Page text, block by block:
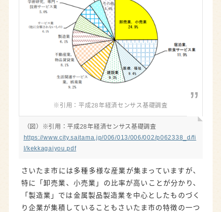
※引用：平成28年経済センサス基礎調査
（図）※引用：平成28年経済センサス基礎調査
https://www.city.saitama.jp/006/013/006/002/p062338_d/fi
l/kekkagaiyou.pdf
さいたま市には多種多様な産業が集まっていますが、
特に「卸売業、小売業」の比率が高いことが分かり、
「製造業」では金属製品製造業を中心としたものづく
り企業が集積していることもさいたま市の特徴の一つ